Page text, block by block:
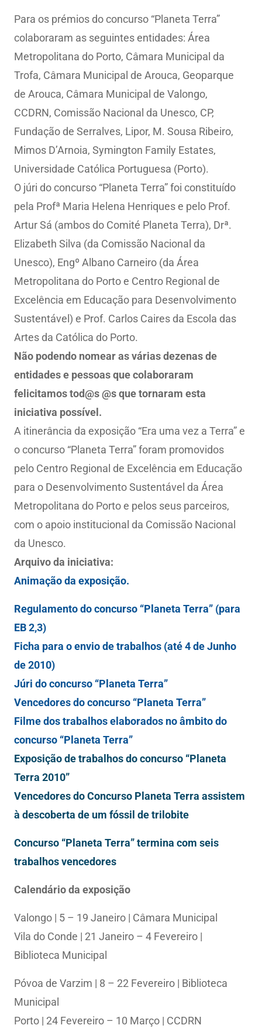
Para os prémios do concurso “Planeta Terra”
colaboraram as seguintes entidades: Área
Metropolitana do Porto, Câmara Municipal da
Trofa, Câmara Municipal de Arouca, Geoparque
de Arouca, Câmara Municipal de Valongo,
CCDRN, Comissão Nacional da Unesco, CP,
Fundação de Serralves, Lipor, M. Sousa Ribeiro,
Mimos D’Arnoia, Symington Family Estates,
Universidade Católica Portuguesa (Porto).
O júri do concurso “Planeta Terra” foi constituído
pela Profª Maria Helena Henriques e pelo Prof.
Artur Sá (ambos do Comité Planeta Terra), Drª.
Elizabeth Silva (da Comissão Nacional da
Unesco), Engº Albano Carneiro (da Área
Metropolitana do Porto e Centro Regional de
Excelência em Educação para Desenvolvimento
Sustentável) e Prof. Carlos Caires da Escola das
Artes da Católica do Porto.
Não podendo nomear as várias dezenas de
entidades e pessoas que colaboraram
felicitamos tod@s @s que tornaram esta
iniciativa possível.
A itinerância da exposição “Era uma vez a Terra” e
o concurso “Planeta Terra” foram promovidos
pelo Centro Regional de Excelência em Educação
para o Desenvolvimento Sustentável da Área
Metropolitana do Porto e pelos seus parceiros,
com o apoio institucional da Comissão Nacional
da Unesco.
Arquivo da iniciativa:
Animaçãoda exposição.
Regulamento do concurso “Planeta Terra”(para
EB 2,3)
Ficha para o envio de trabalhos(até 4 de Junho
de 2010)
Júri do concurso “Planeta Terra”
Vencedores do concurso “Planeta Terra”
Filme dos trabalhos elaborados no âmbito do
concurso “Planeta Terra”
Exposição de trabalhos do concurso “Planeta
Terra 2010”
Vencedores do Concurso Planeta Terra assistem
à descoberta de um fóssil de trilobite
Concurso “Planeta Terra” termina com seis
trabalhos vencedores
Calendário da exposição
Valongo | 5 – 19 Janeiro | Câmara Municipal
Vila do Conde | 21 Janeiro – 4 Fevereiro |
Biblioteca Municipal
Póvoa de Varzim | 8 – 22 Fevereiro | Biblioteca
Municipal
Porto | 24 Fevereiro – 10 Março | CCDRN